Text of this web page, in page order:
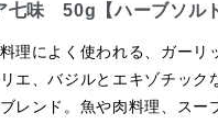
七味 50g【ハーブソルト
理によく使われる、ガーリ
エ、バジルとエキゾチック
レンド。魚や肉料理、スー